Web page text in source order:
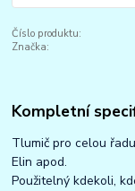
Číslo produktu:
Značka:
Kompletní
Tlumič pro celou
Elin apod.
Použitelný kdekoli,